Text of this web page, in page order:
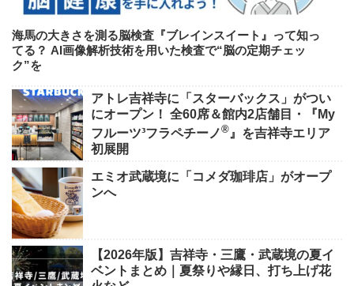
海馬の大きさを測る脳検査『ブレインスイート』って知っ
てる？ AI画像解析技術を用いた検査で“脳の定期チェッ
ク”を
アトレ吉祥寺に「スターバックス」がつい
にオープン！ 全60席＆館内2店舗目・『My
フルーツ³フラペチーノ® 』を吉祥寺エリア
初展開
エミオ武蔵境に「コメダ珈琲店」がオープ
ンへ
【2026年版】吉祥寺・三鷹・武蔵境の夏イ
ベントまとめ｜夏祭りや縁日、打ち上げ花